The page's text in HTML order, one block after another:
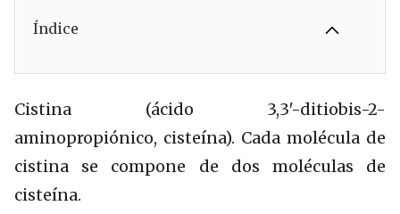
Índice
Cistina (ácido 3,3′-ditiobis-2-
aminopropiónico, cisteína). Cada molécula de
cistina se compone de dos moléculas de
cisteína.